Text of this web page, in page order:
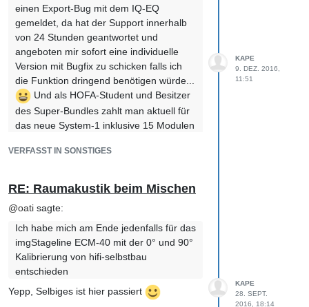
einen Export-Bug mit dem IQ-EQ
gemeldet, da hat der Support innerhalb
von 24 Stunden geantwortet und
angeboten mir sofort eine individuelle
Version mit Bugfix zu schicken falls ich
die Funktion dringend benötigen würde...
Und als HOFA-Student und Besitzer
des Super-Bundles zahlt man aktuell für
das neue System-1 inklusive 15 Modulen
nenne ich mal gute und faire
Naja, ich werde mir mal die Studio One
Demo zum Testen herunterladen, da
gibt's immerhin HiDPI Support und die
ARA-Schnittstelle für Melodyne und
Revoice Pro, was mich schon sehr reizen
würde. Am Ende muss man aber
wahrscheinlich immer irgendwo einen
Kompromiss eingehen...
VERFASST IN SONSTIGES
KAPE
9. DEZ. 2016,
11:51
RE: Raumakustik beim Mischen
@oati sagte:
Ich habe mich am Ende jedenfalls für das
imgStageline ECM-40 mit der 0° und 90°
Kalibrierung von hifi-selbstbau
entschieden
Yepp, Selbiges ist hier passiert
KAPE
28. SEPT.
2016, 18:14